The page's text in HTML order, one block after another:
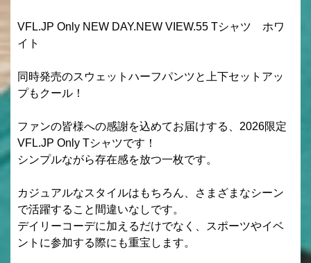
VFL.JP Only NEW DAY.NEW VIEW.55 Tシャツ ホワ
イト
同時発売のスウェットハーフパンツと上下セットアッ
プもクール！
ファンの皆様への感謝を込めてお届けする、2026限定
VFL.JP Only Tシャツです！
シンプルながら存在感を放つ一枚です。
カジュアルなスタイルはもちろん、さまざまなシーン
で活躍すること間違いなしです。
デイリーコーデに加えるだけでなく、スポーツやイベ
ントに参加する際にも重宝します。